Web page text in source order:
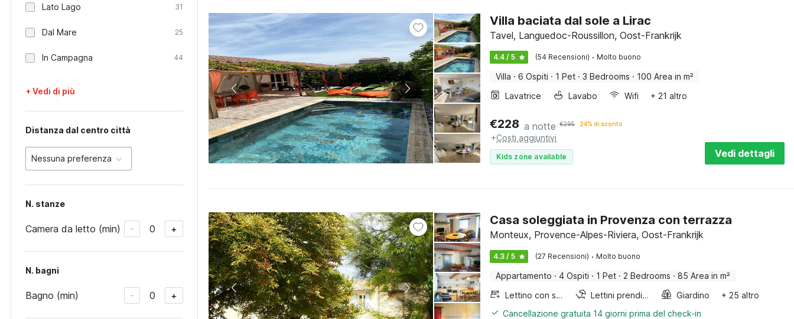
Lato Lago 31
Dal Mare 25
In Campagna 44
+ Vedi di più
Distanza dal centro città
Nessuna preferenza
N. stanze
Camera da letto (min) - 0 +
N. bagni
Bagno (min) - 0 +
Villa baciata dal sole a Lirac
Tavel, Languedoc-Roussillon, Oost-Frankrijk
4.4 / 5 (54 Recensioni) · Molto buono
Villa · 6 Ospiti · 1 Pet · 3 Bedrooms · 100 Area in m²
Lavatrice
Lavabo Wifi + 21 altro
€228 a notte €295 24% di sconto
+Costi aggiuntivi
Kids zone available Vedi dettagli
Casa soleggiata in Provenza con terrazza
Monteux, Provence-Alpes-Riviera, Oost-Frankrijk
4.3 / 5 (27 Recensioni) · Molto buono
Appartamento · 4 Ospiti · 1 Pet · 2 Bedrooms · 85 Area in m²
Lettino con sponde
Lettini prendisole Giardino
+ 25 altro
Cancellazione gratuita 14 giorni prima del check-in